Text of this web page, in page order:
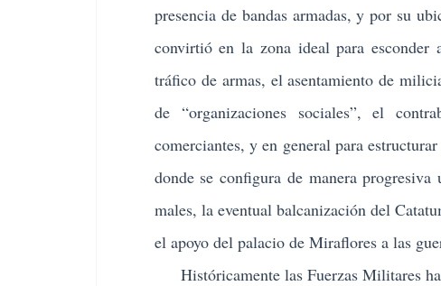
presencia de bandas armadas, y por su
convirtió en la zona ideal para
tráfico de armas, el asentamiento de
de “organizaciones sociales”, el
comerciantes, y en general para
donde se configura de manera
males, la eventual balcanización del
el apoyo del palacio de Miraflores a las
Históricamente las Fuerzas Militares